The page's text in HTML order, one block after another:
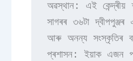
অৱস্থান: এই কেন্দ্ৰীয়
সাগৰৰ ৩৬টা
আৰু অনন্য সংস্কৃতিৰ
প্ৰশাসন: ইয়াক এজন